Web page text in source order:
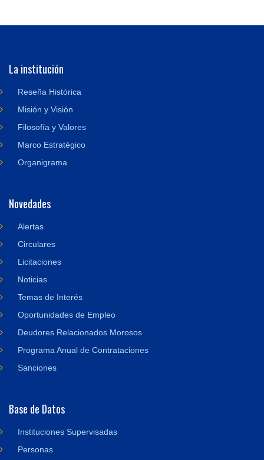
La institución
Reseña Histórica
Misión y Visión
Filosofía y Valores
Marco Estratégico
Organigrama
Novedades
Alertas
Circulares
Licitaciones
Noticias
Temas de Interés
Oportunidades de Empleo
Deudores Relacionados Morosos
Programa Anual de Contrataciones
Sanciones
Base de Datos
Instituciones Supervisadas
Personas